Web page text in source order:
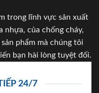
trong lĩnh vực sản xuất
nhựa, của chống cháy,
phẩm mà chúng tôi
bạn hài lòng tuyệt đối.
24/7